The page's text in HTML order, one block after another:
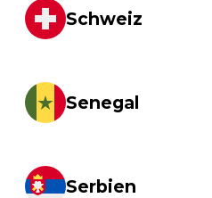
Schweiz
Senegal
Serbien